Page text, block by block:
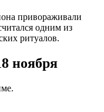
привораживали
одним из
ритуалов.
ноября